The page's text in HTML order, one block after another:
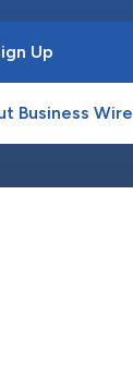
Up
Business Wire